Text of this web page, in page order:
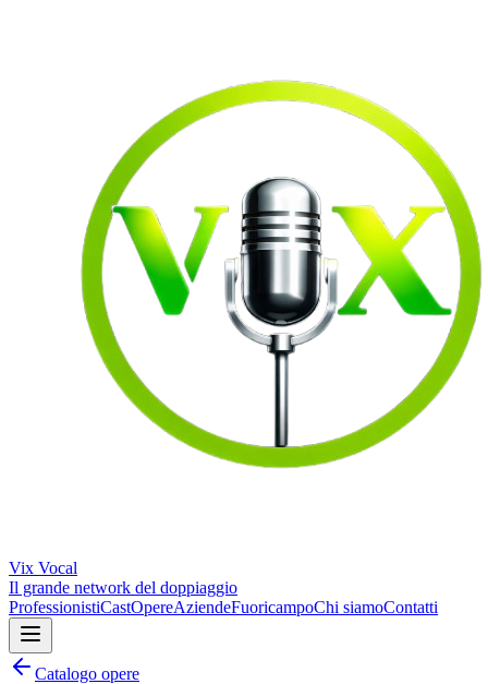
Vix Vocal
Il grande network del doppiaggio
ProfessionistiCastOpereAziendeFuoricampoChi siamoContatti
Catalogo opere